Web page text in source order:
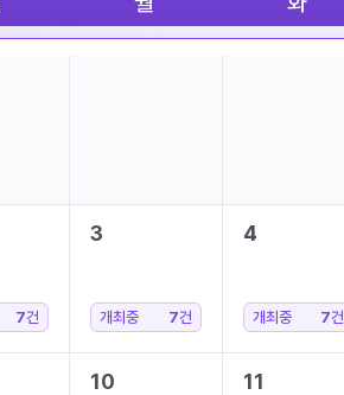
7건
3
개최중 7건
4
개최중 7건
10 11